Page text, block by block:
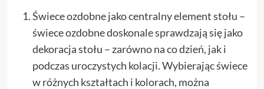
Świece ozdobne jako centralny element stołu –
świece ozdobne doskonale sprawdzają się jako
dekoracja stołu – zarówno na co dzień, jak i
podczas uroczystych kolacji. Wybierając świece
w różnych kształtach i kolorach, można